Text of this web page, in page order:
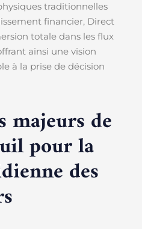
traditionnelles
financier, Direct
totale dans les flux
ainsi une vision
à la prise de décision
majeurs de
pour la
des